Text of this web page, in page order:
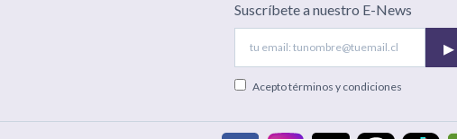
Suscríbete a nuestro E-News
▸
Aceptotérminos y condiciones